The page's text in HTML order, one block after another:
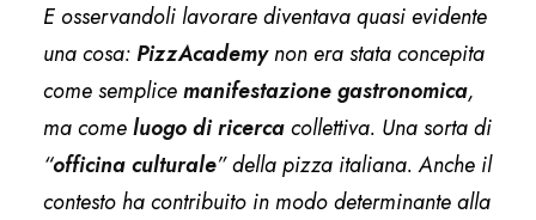
E osservandoli lavorare diventava quasi evidente
una cosa: PizzAcademynon era stata concepita
come semplicemanifestazione gastronomica,
ma comeluogo diricercacollettiva. Una sorta di
“officina culturale” della pizza italiana. Anche il
contesto ha contribuito in modo determinante alla